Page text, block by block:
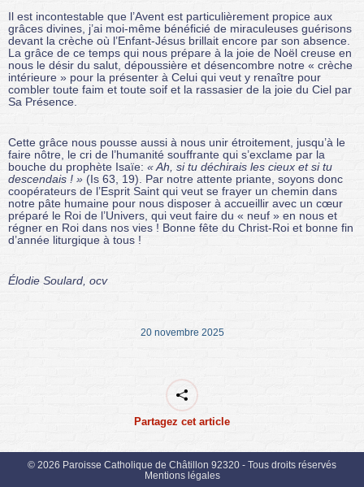
Il est incontestable que l’Avent est particulièrement propice aux
grâces divines, j’ai moi-même bénéficié de miraculeuses guérisons
devant la crèche où l’Enfant-Jésus brillait encore par son absence.
La grâce de ce temps qui nous prépare à la joie de Noël creuse en
nous le désir du salut, dépoussière et désencombre notre « crèche
intérieure » pour la présenter à Celui qui veut y renaître pour
combler toute faim et toute soif et la rassasier de la joie du Ciel par
Sa Présence.
Cette grâce nous pousse aussi à nous unir étroitement, jusqu’à le
faire nôtre, le cri de l’humanité souffrante qui s’exclame par la
bouche du prophète Isaïe: « Ah, si tu déchirais les cieux et si tu
descendais ! » (Is 63, 19). Par notre attente priante, soyons donc
coopérateurs de l’Esprit Saint qui veut se frayer un chemin dans
notre pâte humaine pour nous disposer à accueillir avec un cœur
préparé le Roi de l’Univers, qui veut faire du « neuf » en nous et
régner en Roi dans nos vies ! Bonne fête du Christ-Roi et bonne fin
d’année liturgique à tous !
Élodie Soulard, ocv
20 novembre 2025
Partagez cet article
© 2026 Paroisse Catholique de Châtillon 92320 - Tous droits réservés
Mentions légales